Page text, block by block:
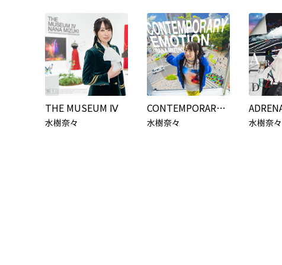
THE MUSEUM Ⅳ
水樹奈々
CONTEMPORARY EMOTION
水樹奈々 水樹奈々